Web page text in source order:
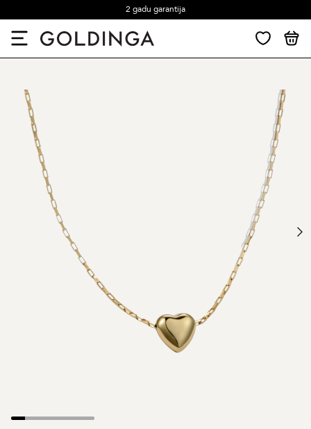
2 gadu garantija